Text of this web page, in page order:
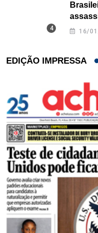
16/
EDIÇÃO IMPRESSA